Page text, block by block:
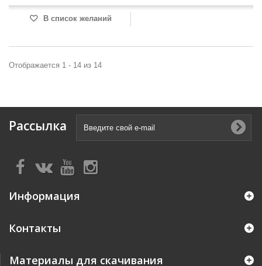
В список желаний
Отображается 1 - 14 из 14
Рассылка
Информация
Контакты
Материалы для скачивания